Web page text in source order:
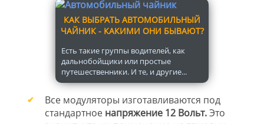
КАК ВЫБРАТЬ АВТОМОБИЛЬНЫЙ
ЧАЙНИК - КАКИМИ ОНИ БЫВАЮТ?
Есть такие группы водителей, как
дальнобойщики или простые
путешественники. И те, и другие...
Все модуляторы изготавливаются под
стандартное напряжение 12 Вольт.Это